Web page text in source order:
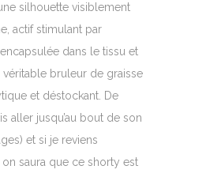
silhouette visiblement
actif stimulant par
dans le tissu et
bruleur de graisse
et déstockant. De
aller jusqu’au bout de son
et si je reviens
saura que ce shorty est